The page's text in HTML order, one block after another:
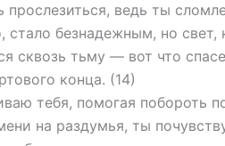
ведь ты
стало безнадежным, но
сквозь тьму — вот что
конца. (14)
тебя, помогая побороть
на раздумья, ты